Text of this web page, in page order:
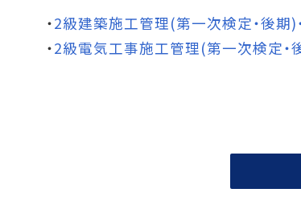
・2級建築施工管理(第一次検定・後期)
・2級電気工事施工管理(第一次検定・